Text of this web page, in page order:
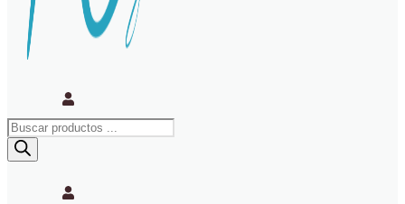
Búsqueda
de
productos